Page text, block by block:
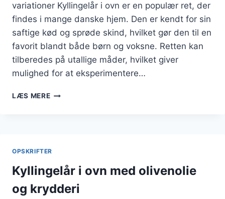
variationer Kyllingelår i ovn er en populær ret, der
findes i mange danske hjem. Den er kendt for sin
saftige kød og sprøde skind, hvilket gør den til en
favorit blandt både børn og voksne. Retten kan
tilberedes på utallige måder, hvilket giver
mulighed for at eksperimentere…
LÆS MEREKYLLINGELÅR
KARTOFFEL
OPSKRIFTER
Kyllingelår i ovn med olivenolie
og krydderi